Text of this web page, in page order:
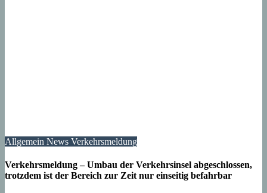
Allgemein News Verkehrsmeldung
Verkehrsmeldung – Umbau der Verkehrsinsel abgeschlossen,
trotzdem ist der Bereich zur Zeit nur einseitig befahrbar